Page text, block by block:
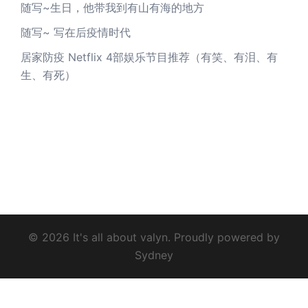
随写~生日，他带我到有山有海的地方
随写~ 写在后疫情时代
居家防疫 Netflix 4部娱乐节目推荐（有笑、有泪、有
生、有死）
© 2026 It's all about valyn. Proudly powered by
Sydney